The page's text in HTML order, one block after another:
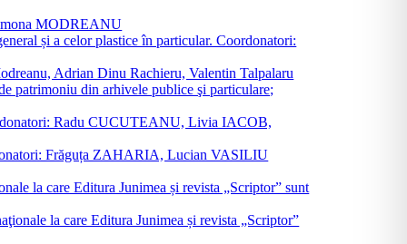
MODREANU
și a celor plastice în particular. Coordonatori:
Adrian Dinu Rachieru, Valentin Talpalaru
patrimoniu din arhivele publice şi particulare;
Radu CUCUTEANU, Livia IACOB,
Frăguța ZAHARIA, Lucian VASILIU
la care Editura Junimea și revista „Scriptor” sunt
la care Editura Junimea și revista „Scriptor”